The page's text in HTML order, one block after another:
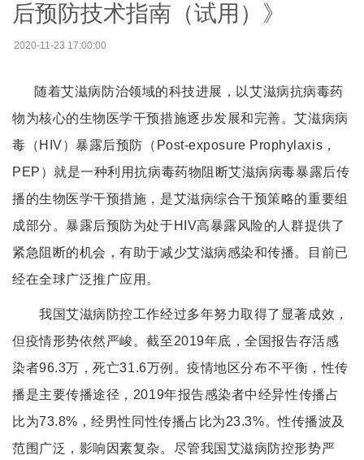
后预防技术指南（试用）》
2020-11-23 17:00:00
随着艾滋病防治领域的科技进展，以艾滋病抗病毒药
物为核心的生物医学干预措施逐步发展和完善。艾滋病病
毒（HIV）暴露后预防（Post-exposure Prophylaxis，
PEP）就是一种利用抗病毒药物阻断艾滋病病毒暴露后传
播的生物医学干预措施，是艾滋病综合干预策略的重要组
成部分。暴露后预防为处于HIV高暴露风险的人群提供了
紧急阻断的机会，有助于减少艾滋病感染和传播。目前已
经在全球广泛推广应用。
我国艾滋病防控工作经过多年努力取得了显著成效，
但疫情形势依然严峻。截至2019年底，全国报告存活感
染者96.3万，死亡31.6万例。疫情地区分布不平衡，性传
播是主要传播途径，2019年报告感染者中经异性传播占
比为73.8%，经男性同性传播占比为23.3%。性传播波及
范围广泛，影响因素复杂。尽管我国艾滋病防控形势严